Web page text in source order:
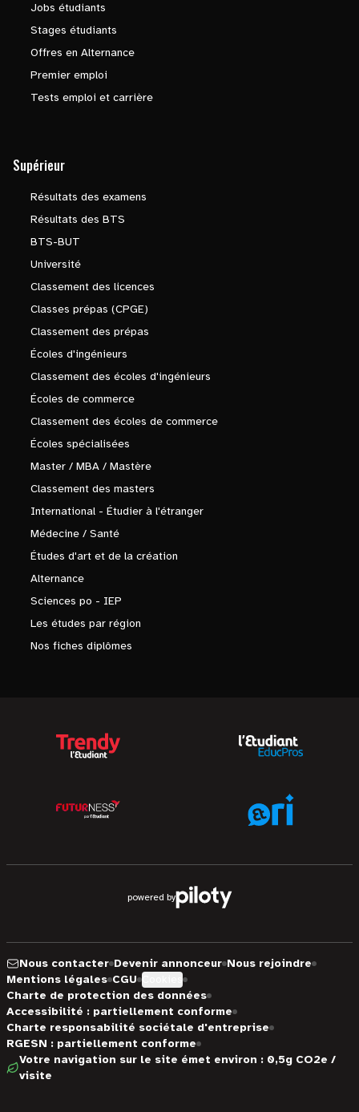
Jobs étudiants
Stages étudiants
Offres en Alternance
Premier emploi
Tests emploi et carrière
Supérieur
Résultats des examens
Résultats des BTS
BTS-BUT
Université
Classement des licences
Classes prépas (CPGE)
Classement des prépas
Écoles d'ingénieurs
Classement des écoles d'ingénieurs
Écoles de commerce
Classement des écoles de commerce
Écoles spécialisées
Master / MBA / Mastère
Classement des masters
International - Étudier à l'étranger
Médecine / Santé
Études d'art et de la création
Alternance
Sciences po - IEP
Les études par région
Nos fiches diplômes
powered by
Nous contacter Devenir annonceur Nous rejoindre
Mentions légales CGU
Charte de protection des données
Accessibilité : partiellement conforme
Charte responsabilité sociétale d'entreprise
RGESN : partiellement conforme
Votre navigation sur le site émet environ : 0,5g CO2e /
visite